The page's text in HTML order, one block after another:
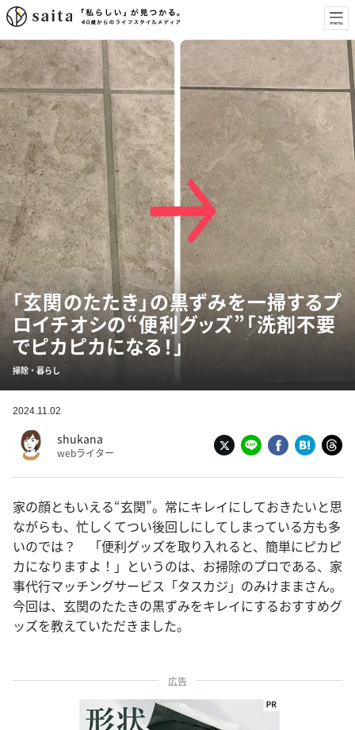
「玄関のたたき」の黒ずみを一掃するプ
ロイチオシの“便利グッズ”「洗剤不要
でピカピカになる！」
掃除・暮らし
2024.11.02
shukana
webライター
家の顔ともいえる“玄関”。常にキレイにしておきたいと思
ながらも、忙しくてつい後回しにしてしまっている方も多
いのでは？ 「便利グッズを取り入れると、簡単にピカピ
カになりますよ！」というのは、お掃除のプロである、家
事代行マッチングサービス「タスカジ」のみけままさん。
今回は、玄関のたたきの黒ずみをキレイにするおすすめグ
ッズを教えていただきました。
広告